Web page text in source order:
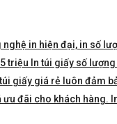
in hiện đại, in số
triệu In túi giấy số
giấy giá rẻ luôn đảm
đãi cho khách hàng.